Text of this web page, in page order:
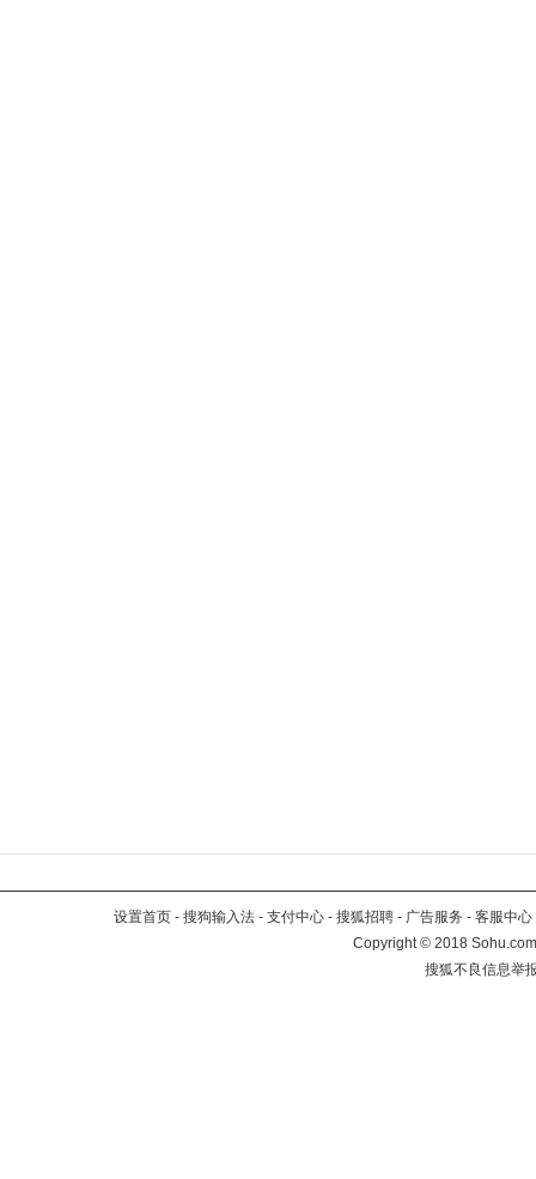
设置首页 - 搜狗输入法 - 支付中心 - 搜狐招聘 - 广告服务 - 客服中心
Copyright©2018
搜狐不良信息举